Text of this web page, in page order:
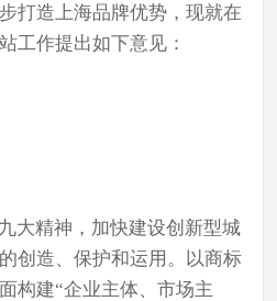
打造上海品牌优势，现就在
工作提出如下意见：
大精神，加快建设创新型城
创造、保护和运用。以商标
构建“企业主体、市场主